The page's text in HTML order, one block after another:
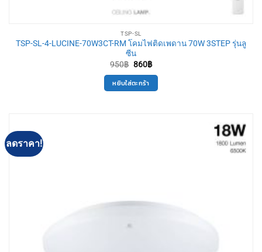
TSP-SL
TSP-SL-4-LUCINE-70W3CT-RM โคมไฟติดเพดาน 70W 3STEP รุ่นลู
ซีน
950฿ Original
was:
950฿.
860฿Current
is:
หยิบใส่ตะกร้า
ลดราคา!